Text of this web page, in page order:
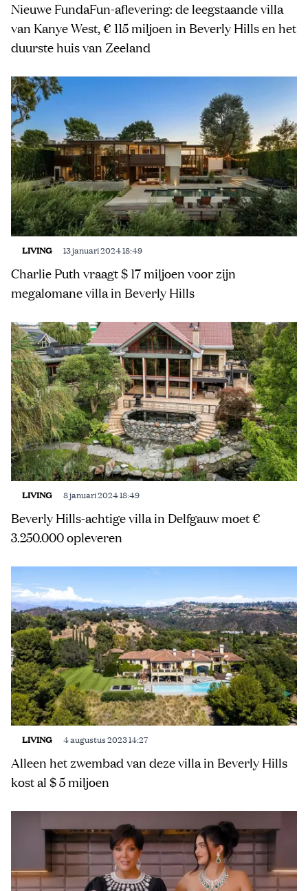
Nieuwe FundaFun-aflevering: de leegstaande villa
van Kanye West, € 115 miljoen in Beverly Hills en het
duurste huis van Zeeland
LIVING 13 januari 2024 18:49
Charlie Puth vraagt $ 17 miljoen voor zijn
megalomane villa in Beverly Hills
LIVING 8 januari 2024 18:49
Beverly Hills-achtige villa in Delfgauw moet €
3.250.000 opleveren
LIVING 4 augustus 2023 14:27
Alleen het zwembad van deze villa in Beverly Hills
kost al $ 5 miljoen